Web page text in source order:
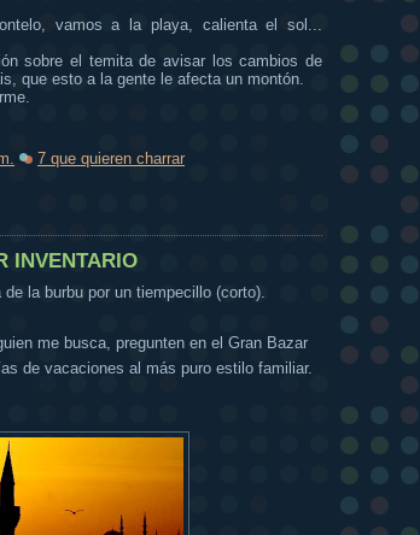
vamos a la playa, calienta el sol...
sobre el temita de avisar los cambios de
que esto a la gente le afecta un montón.
7 que quieren charrar
INVENTARIO
la burbu por un tiempecillo (corto).
me busca, pregunten en el Gran Bazar
de vacaciones al más puro estilo familiar.